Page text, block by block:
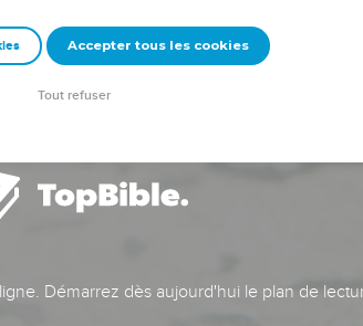
Démarrez dès aujourd'hui le plan de
Accepter tous les cookies
Tout refuser